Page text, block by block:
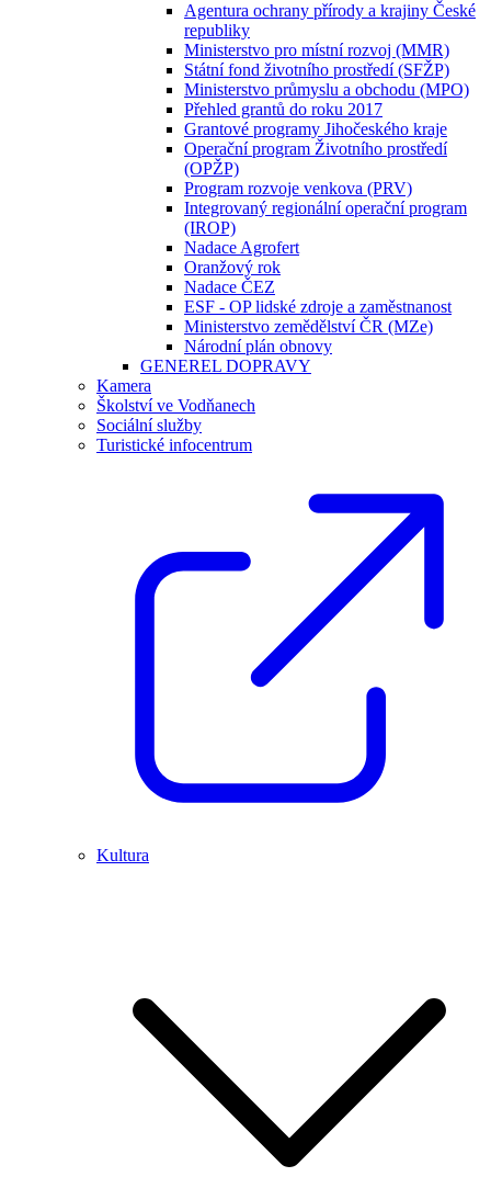
Agentura ochrany přírody a krajiny České
republiky
Ministerstvo pro místní rozvoj (MMR)
Státní fond životního prostředí (SFŽP)
Ministerstvo průmyslu a obchodu (MPO)
Přehled grantů do roku 2017
Grantové programy Jihočeského kraje
Operační program Životního prostředí
(OPŽP)
Program rozvoje venkova (PRV)
Integrovaný regionální operační program
(IROP)
Nadace Agrofert
Oranžový rok
Nadace ČEZ
ESF - OP lidské zdroje a zaměstnanost
Ministerstvo zemědělství ČR (MZe)
Národní plán obnovy
GENEREL DOPRAVY
Kamera
Školství ve Vodňanech
Sociální služby
Turistické infocentrum
Kultura